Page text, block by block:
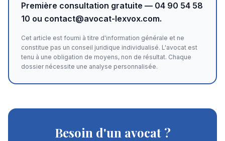
Première consultation gratuite — 04 90 54 58
10 ou contact@avocat-lexvox.com.
Cet article est fourni à titre d'information générale et ne
constitue pas un conseil juridique individualisé. L'avocat est
tenu à une obligation de moyens, non de résultat. Chaque
dossier nécessite une analyse personnalisée.
Besoin d'un avocat ?